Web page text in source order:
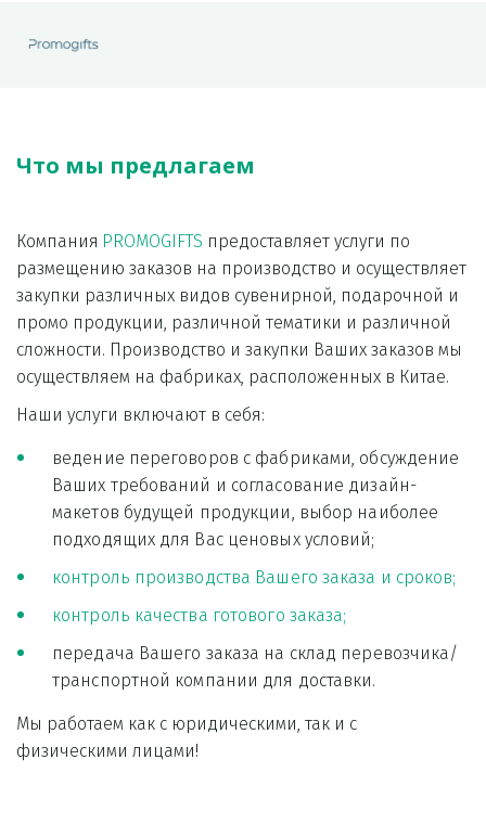
Что мы предлaгaем
Компания PROMOGIFTS предоставляет услуги по
размещению заказов на производство и осуществляет
закупки различных видов сувенирной, подарочной и
промо продукции, различной тематики и различной
сложности. Производство и закупки Ваших заказов мы
осуществляем на фабриках, расположенных в Китае.
Наши услуги включают в себя:
ведение переговоров с фабриками, обсуждение
Ваших требований и согласование дизайн-
макетов будущей продукции, выбор наиболее
подходящих для Вас ценовых условий;
контроль производства Вашего заказа и сроков;
контроль качества готового заказа;
передача Вашего заказа на склад перевозчика/
транспортной компании для доставки.
Мы работаем как с юридическими, так и с
физическими лицами!